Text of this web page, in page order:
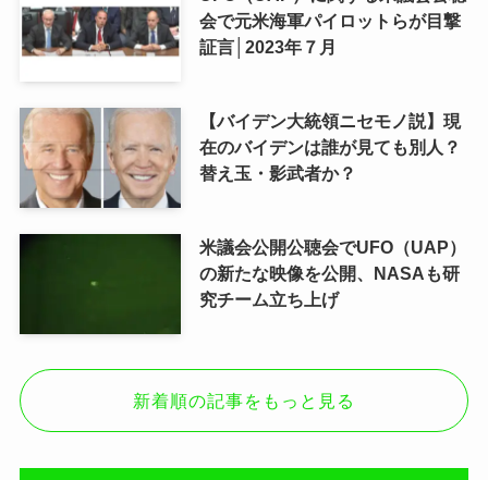
会で元米海軍パイロットらが目撃
証言│2023年７月
【バイデン大統領ニセモノ説】現
在のバイデンは誰が見ても別人？
替え玉・影武者か？
米議会公開公聴会でUFO（UAP）
の新たな映像を公開、NASAも研
究チーム立ち上げ
新着順の記事をもっと見る